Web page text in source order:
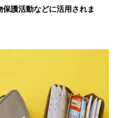
護活動などに活用されま